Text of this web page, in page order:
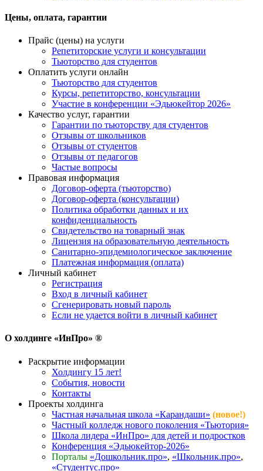
Цены, оплата, гарантии
Прайс (цены) на услуги
Репетиторские услуги и консультации
Тьюторство для студентов
Оплатить услуги онлайн
Тьюторство для студентов
Курсы, репетиторство, консультации
Участие в конференции «Эдьюкейтор 2026»
Качество услуг, гарантии
Гарантии по тьюторству для студентов
Отзывы от школьников
Отзывы от студентов
Отзывы от педагогов
Частые вопросы
Правовая информация
Договор-оферта (тьюторство)
Договор-оферта (консультации)
Политика обработки данных и их
конфиденциальность
Свидетельство на товарный знак
Лицензия на образовательную деятельность
Санитарно-эпидемиологическое заключение
Платежная информация (оплата)
Личный кабинет
Регистрация
Вход в личный кабинет
Сгенерировать новый пароль
Если не удается войти в личный кабинет
О холдинге «ИнПро» ®
Раскрытие информации
Холдингу 15 лет!
События, новости
Контакты
Проекты холдинга
Частная начальная школа «Карандаши» (новое!)
Частный колледж нового поколения «Тьютория»
Школа лидера «ИнПро» для детей и подростков
Конференция «Эдьюкейтор-2026»
Порталы «Дошкольник.про», «Школьник.про»,
«Студентус.про»